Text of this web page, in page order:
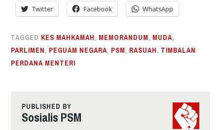
Twitter Facebook WhatsApp
TAGGED KES MAHKAMAH, MEMORANDUM, MUDA,
PARLIMEN, PEGUAM NEGARA, PSM, RASUAH, TIMBALAN
PERDANA MENTERI
PUBLISHED BY
Sosialis PSM